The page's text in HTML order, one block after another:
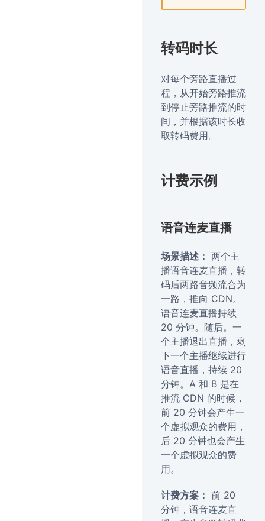
转码时长
对每个旁路直播过
程，从开始旁路推流
到停止旁路推流的时
间，并根据该时长收
取转码费用。
计费示例
语音连麦直播
场景描述： 两个主
播语音连麦直播，转
码后两路音频流合为
一路，推向 CDN。
语音连麦直播持续
20 分钟。随后。一
个主播退出直播，剩
下一个主播继续进行
语音直播，持续 20
分钟。A 和 B 是在
推流 CDN 的时候，
前 20 分钟会产生一
个虚拟观众的费用，
后 20 分钟也会产生
一个虚拟观众的费
用。
计费方案： 前 20
分钟，语音连麦直